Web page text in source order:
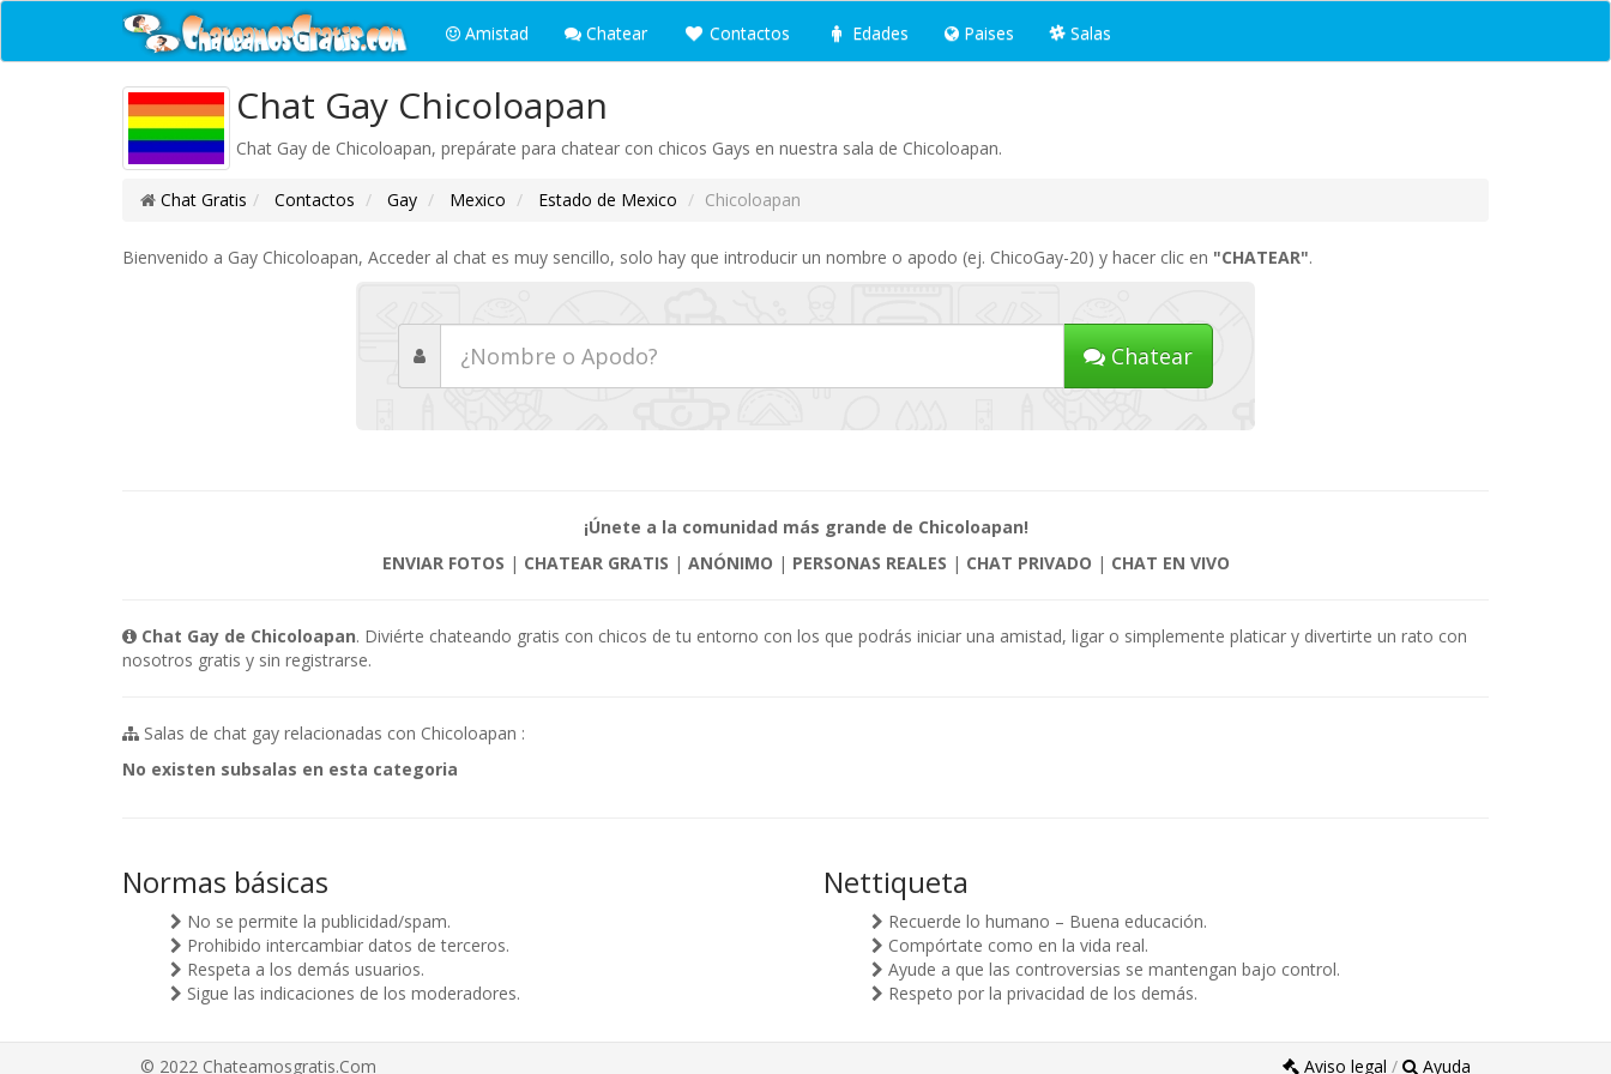
Amistad Chatear Contactos Edades Paises Salas
Chat Gay Chicoloapan
Chat Gay de Chicoloapan, prepárate para chatear con chicos Gays en nuestra sala de Chicoloapan.
Chat Gratis Contactos Gay Mexico Estado de Mexico Chicoloapan
Bienvenido a Gay Chicoloapan, Acceder al chat es muy sencillo, solo hay que introducir un nombre o apodo (ej. ChicoGay-20) y hacer clic en "CHATEAR".
Chatear
¡Únete a la comunidad más grande de Chicoloapan!
ENVIAR FOTOS | CHATEAR GRATIS | ANÓNIMO | PERSONAS REALES | CHAT PRIVADO | CHAT EN VIVO
Chat Gay de Chicoloapan. Diviérte chateando gratis con chicos de tu entorno con los que podrás iniciar una amistad, ligar o simplemente platicar y divertirte un rato con
nosotros gratis y sin registrarse.
Salas de chat gay relacionadas con Chicoloapan :
No existen subsalas en esta categoria
Normas básicas
No se permite la publicidad/spam.
Prohibido intercambiar datos de terceros.
Respeta a los demás usuarios.
Sigue las indicaciones de los moderadores.
Nettiqueta
Recuerde lo humano – Buena educación.
Compórtate como en la vida real.
Ayude a que las controversias se mantengan bajo control.
Respeto por la privacidad de los demás.
© 2022 Chateamosgratis.Com Aviso legal / Ayuda